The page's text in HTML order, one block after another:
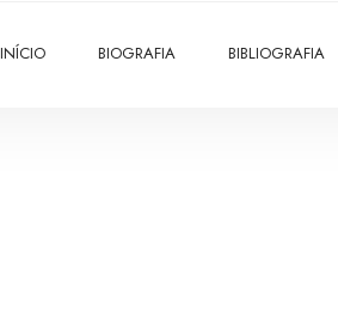
INÍCIO BIOGRAFIA BIBLIOGRAFIA